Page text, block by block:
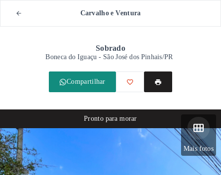
Carvalho e Ventura
Sobrado
Boneca do Iguaçu - São José dos Pinhais/PR
Compartilhar
Mais fotos
Pronto para morar